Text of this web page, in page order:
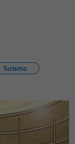
Turismo